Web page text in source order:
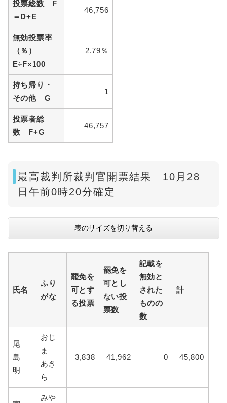
投票総数 F
＝D+E
46,756
無効投票率
（％）
E÷F×100
2.79％
持ち帰り・
その他 G
1
投票者総
数 F+G
46,757
最高裁判所裁判官開票結果 10月28
日午前0時20分確定
表のサイズを切り替える
氏名
ふり
がな
罷免を
可とす
る投票
罷免を
可とし
ない投
票数
記載を
無効と
された
ものの
数
計
尾
島
明
おじ
ま
あき
ら
3,838 41,962 0 45,800
みや